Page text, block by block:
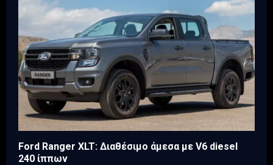
Ford Ranger XLT: Διαθέσιμο άμεσα με V6 diesel
240 ίππων